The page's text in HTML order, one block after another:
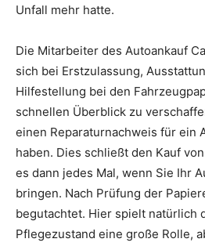
Unfall mehr hatte.
Die Mitarbeiter des Autoankauf
sich bei Erstzulassung,
Hilfestellung bei den
schnellen Überblick zu
einen Reparaturnachweis für ein
haben. Dies schließt den Kauf
es dann jedes Mal, wenn Sie Ihr
bringen. Nach Prüfung der
begutachtet. Hier spielt natürlich
Pflegezustand eine große Rolle,